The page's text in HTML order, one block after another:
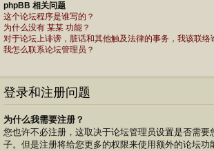
phpBB 相关问题
这个论坛程序是谁写的？
为什么没有 某某 功能？
对于论坛上诽谤，脏话和其他触及法律的事务，我该联络
我怎么联系论坛管理员？
登录和注册问题
为什么我需要注册？
您也许不必注册，这取决于论坛管理员设置是否需要
子。但是注册将给您更多的权限来使用额外的论坛功